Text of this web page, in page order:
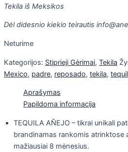
Tekila iš Meksikos
Dėl didesnio kiekio teirautis
Neturime
Kategorijos: Stiprieji Gėrimai, Tekila
Mexico, padre, reposado, tekila,
Aprašymas
Papildoma informacija
TEQUILA AÑEJO – tikrai unikali
brandinamas rankomis atrinktose
mažiausiai 8 mėnesius.